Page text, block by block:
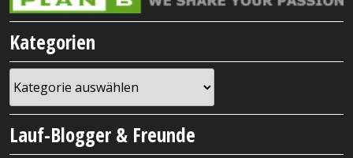
Kategorien
Lauf-Blogger & Freunde